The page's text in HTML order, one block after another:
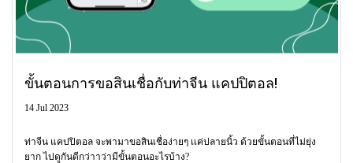
ขั้นตอนการขอสินเชื่อกับท่าจีน แคปปิตอล!
14 Jul 2023
ท่าจีน แคปปิตอล จะพามาขอสินเชื่อง่ายๆ เเค่ปลายนิ้ว ด้วยขั้นตอนที่ไม่ยุ่ง
ยาก ไปดูกันดีกว่าาว่ามีขั้นตอนอะไรบ้าง?